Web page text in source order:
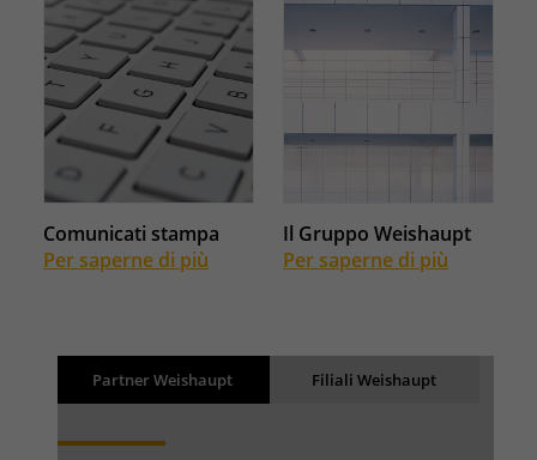
Comunicati stampa
Per saperne di più
Il Gruppo Weishaupt
Per saperne di più
Partner Weishaupt Filiali Weishaupt
BackRisultati
I risultati vengono caricati